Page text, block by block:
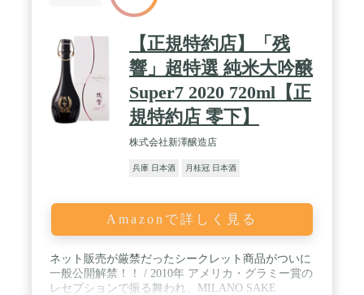
【正規特約店】「残
響」超特選 純米大吟醸
Super7 2020 720ml【正
規特約店 零下】
株式会社新澤醸造店
兵庫 日本酒 月桂冠 日本酒
Amazonで詳しく見る
ネット販売が厳禁だったシークレット商品がついに
一般公開解禁！！ / 2010年 アメリカ・グラミー賞の
レセプションで振る舞われ、MILANO SAKE